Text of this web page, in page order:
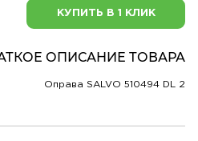
КУПИТЬ В 1 КЛИК
ОПИСАНИЕ ТОВАРА
Оправа SALVO 510494 DL 2